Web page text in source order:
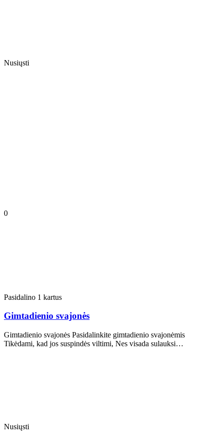
Nusiųsti
0
Pasidalino 1 kartus
Gimtadienio svajonės
Gimtadienio svajonės Pasidalinkite gimtadienio svajonėmis
Tikėdami, kad jos suspindės viltimi, Nes visada sulauksi…
Nusiųsti